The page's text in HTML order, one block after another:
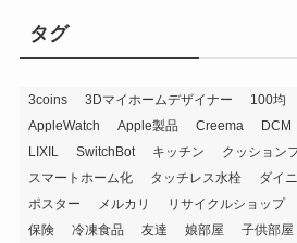
タグ
3coins 3Dマイホームデザイナー 100均
AppleWatch
Apple製品 Creema DCM
LIXIL
SwitchBot キッチン クッション
スマートホーム化
タッチレス水栓 ダイ
ポスター
メルカリ リサイクルショップ
保険
冷凍食品 友達 娘部屋 子供部屋